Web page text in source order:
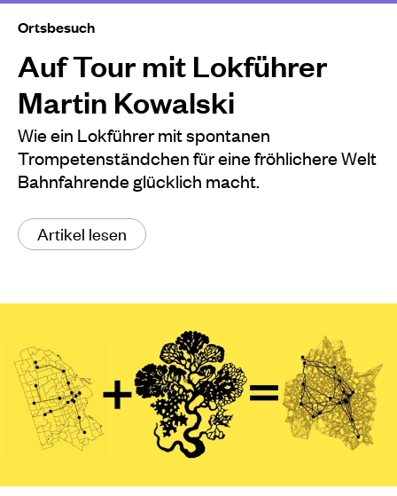
Ortsbesuch
Auf Tour mit Lokführer
Martin Kowalski
Wie ein Lokführer mit spontanen
Trompetenständchen für eine fröhlichere Welt
Bahnfahrende glücklich macht.
Artikel lesen